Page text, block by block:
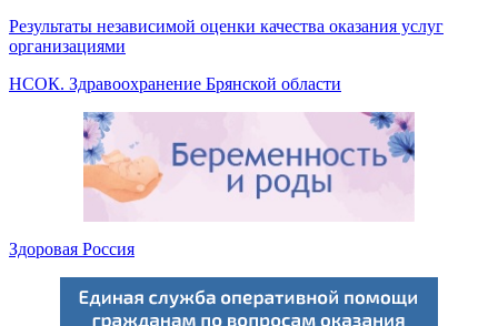
Результаты независимой оценки качества оказания услуг
организациями
НСОК. Здравоохранение Брянской области
Здоровая Россия